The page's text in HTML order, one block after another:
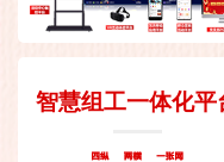
智慧组工一体化平